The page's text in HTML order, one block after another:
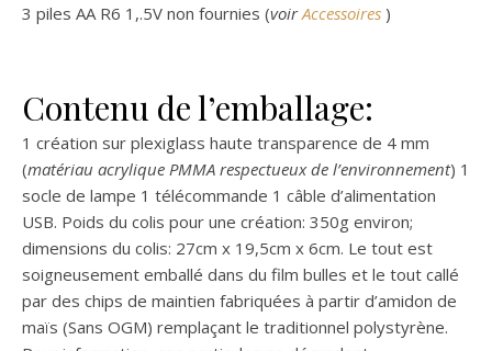
3 piles AA R6 1,.5V non fournies (voirAccessoires )
Contenu de l’emballage:
1 création sur plexiglass haute transparence de 4 mm
(matériau acrylique PMMA respectueux de l’environnement) 1
socle de lampe 1 télécommande 1 câble d’alimentation
USB. Poids du colis pour une création: 350g environ;
dimensions du colis: 27cm x 19,5cm x 6cm. Le tout est
soigneusement emballé dans du film bulles et le tout callé
par des chips de maintien fabriquées à partir d’amidon de
maïs (Sans OGM) remplaçant le traditionnel polystyrène.